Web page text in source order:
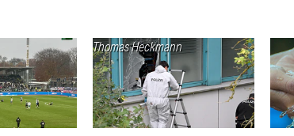
Thomas Heckmann